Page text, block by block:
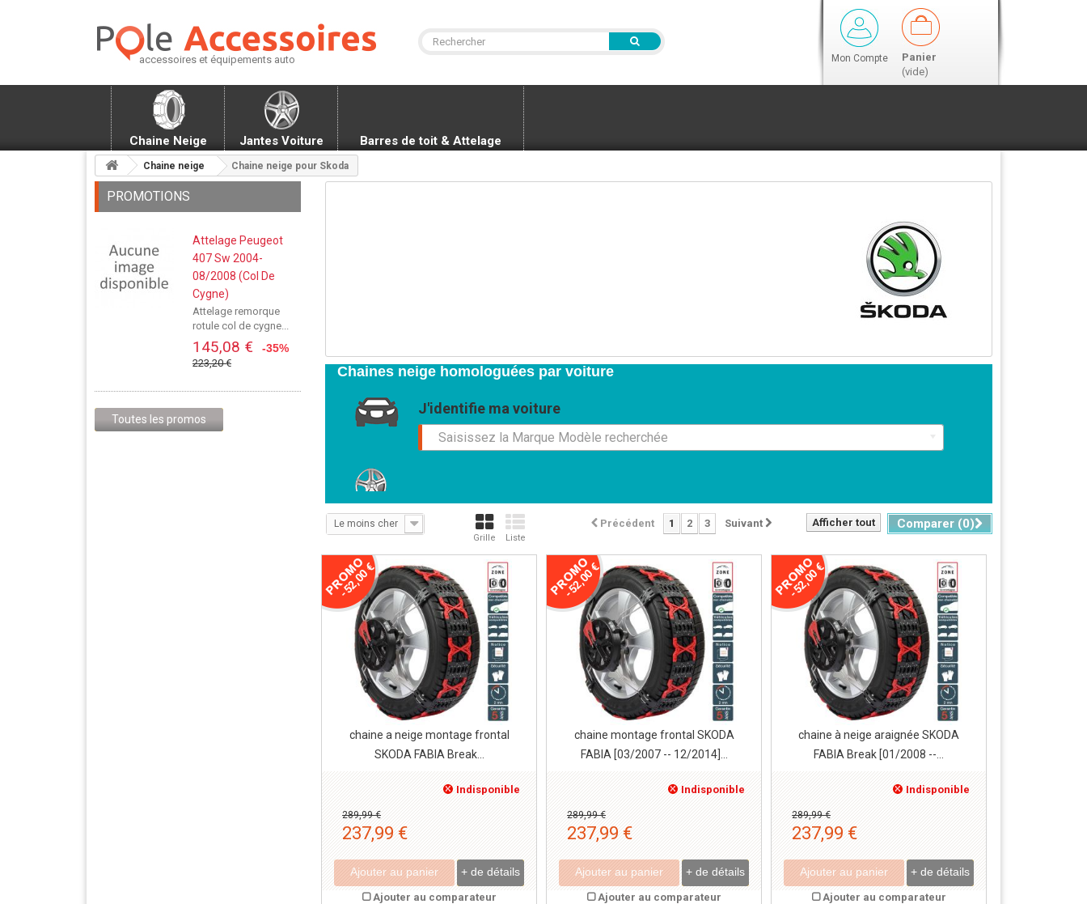
accessoires et équipements auto Mon Compte
Panier
(vide)
Chaine Neige Jantes Voiture Barres de toit & Attelage
Chaine neige Chaine neige pour Skoda
PROMOTIONS
Attelage Peugeot
407 Sw 2004-
08/2008 (Col De
Cygne)
Attelage remorque
rotule col de cygne...
145,08 € -35%
223,20 €
Toutes les promos
Chaines neige homologuées par voiture
J'identifie ma voiture
Saisissez la Marque Modèle recherchée
Comparer (0)
Afficher tout
Précédent 1 2 3 Suivant
Grille Liste
Le moins cher
-52,00 €
chaine a neige montage frontal
SKODA FABIA Break...
Indisponible
289,99 €
237,99 €
Ajouter au panier + de détails
Ajouter au comparateur
-52,00 €
chaine montage frontal SKODA
FABIA [03/2007 -- 12/2014]...
Indisponible
289,99 €
237,99 €
Ajouter au panier + de détails
Ajouter au comparateur
-52,00 €
chaine à neige araignée SKODA
FABIA Break [01/2008 --...
Indisponible
289,99 €
237,99 €
Ajouter au panier + de détails
Ajouter au comparateur